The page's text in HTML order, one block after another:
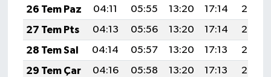
26 Tem Paz
04:11 05:55 13:20 17:14
20:35
27 Tem Pts
04:13 05:56 13:20 17:14
20:34
28 Tem Sal
04:14 05:57 13:20 17:13
20:33
29 Tem Çar
04:16 05:58 13:20 17:13
20:32